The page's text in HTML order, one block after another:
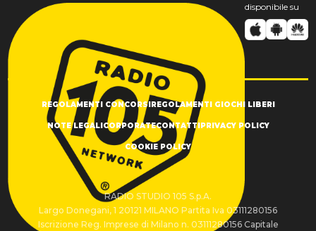
disponibile su
REGOLAMENTI CONCORSIREGOLAMENTI GIOCHI LIBERI
NOTE LEGALICORPORATECONTATTIPRIVACY POLICY
COOKIE POLICY
RADIO STUDIO 105 S.p.A.
Largo Donegani, 1 20121 MILANO Partita Iva 03111280156
Iscrizione Reg. Imprese di Milano n. 03111280156 Capitale